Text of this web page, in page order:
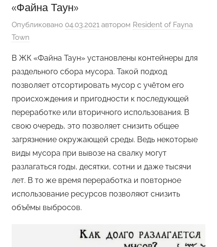
«Файна Таун»
Опубликовано 04.03.2021 автором Resident of Fayna
Town
В ЖК «Файна Таун» установлены контейнеры для
раздельного сбора мусора. Такой подход
позволяет отсортировать мусор с учётом его
происхождения и пригодности к последующей
переработке или вторичного использования. В
свою очередь, это позволяет снизить общее
загрязнение окружающей среды. Ведь некоторые
виды мусора при вывозе на свалку могут
разлагаться годы, десятки, сотни и даже тысячи
лет. В то же время переработка и повторное
использование ресурсов позволяют снизить
объёмы выбросов.